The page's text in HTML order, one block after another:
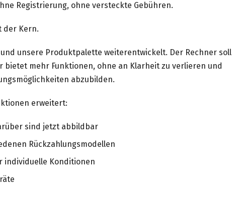
Registrierung, ohne versteckte Gebühren.
der Kern.
unsere Produktpalette weiterentwickelt. Der Rechner soll
bietet mehr Funktionen, ohne an Klarheit zu verlieren und
abzubilden.
erweitert:
sind jetzt abbildbar
Rückzahlungsmodellen
individuelle Konditionen